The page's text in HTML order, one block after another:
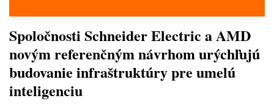
Spoločnosti Schneider Electric a AMD
novým referenčným návrhom urýchľujú
budovanie infraštruktúry pre umelú
inteligenciu